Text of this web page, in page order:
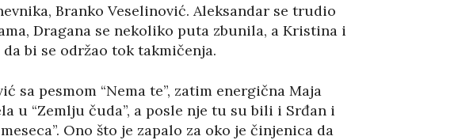
Branko Veselinović. Aleksandar se trudio
Dragana se nekoliko puta zbunila, a Kristina i
bi se održao tok takmičenja.
pesmom “Nema te”, zatim energična Maja
“Zemlju čuda”, a posle nje tu su bili i Srđan i
Ono što je zapalo za oko je činjenica da